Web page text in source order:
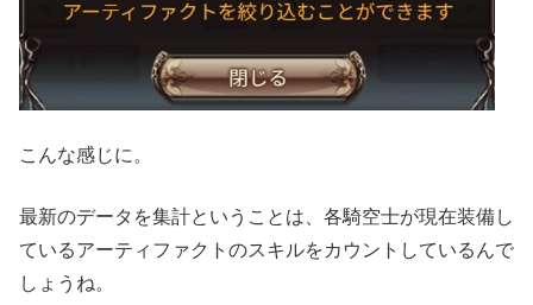
こんな感じに。
最新のデータを集計ということは、各騎空士が現在装備し
ているアーティファクトのスキルをカウントしているんで
しょうね。